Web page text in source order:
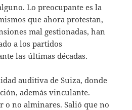
Lo preocupante es la
que ahora protestan,
mal gestionadas, han
a los partidos
las últimas décadas.
auditiva de Suiza, donde
además vinculante.
o no alminares. Salió que no